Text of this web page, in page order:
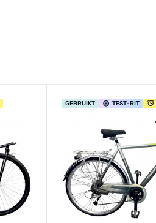
GEBRUIKT TEST-RIT